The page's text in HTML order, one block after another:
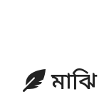
মাঝি